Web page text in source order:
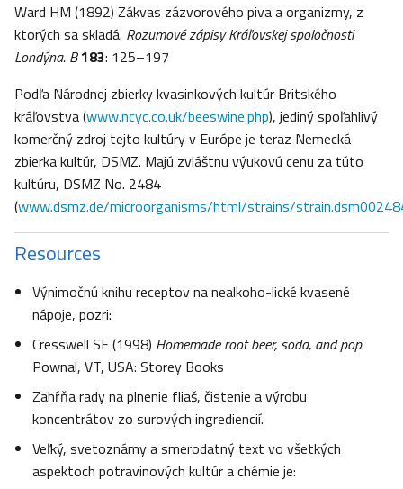
Ward HM (1892) Zákvas zázvorového piva a organizmy, z
ktorých sa skladá. Rozumové zápisy Kráľovskej spoločnosti
Londýna. B183: 125–197
Podľa Národnej zbierky kvasinkových kultúr Britského
kráľovstva (www.ncyc.co.uk/beeswine.php), jediný spoľahlivý
komerčný zdroj tejto kultúry v Európe je teraz Nemecká
zbierka kultúr, DSMZ. Majú zvláštnu výukovú cenu za túto
kultúru, DSMZ No. 2484
(www.dsmz.de/microorganisms/html/strains/
Resources
Výnimočnú knihu receptov na nealkoho-lické kvasené
nápoje, pozri:
Cresswell SE (1998) Homemade root beer, soda, and pop.
Pownal, VT, USA: Storey Books
Zahŕňa rady na plnenie fliaš, čistenie a výrobu
koncentrátov zo surových ingrediencií.
Veľký, svetoznámy a smerodatný text vo všetkých
aspektoch potravinových kultúr a chémie je: